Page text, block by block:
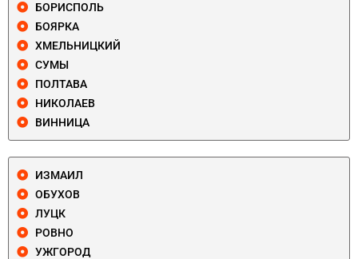
БОРИСПОЛЬ
БОЯРКА
ХМЕЛЬНИЦКИЙ
СУМЫ
ПОЛТАВА
НИКОЛАЕВ
ВИННИЦА
ИЗМАИЛ
ОБУХОВ
ЛУЦК
РОВНО
УЖГОРОД